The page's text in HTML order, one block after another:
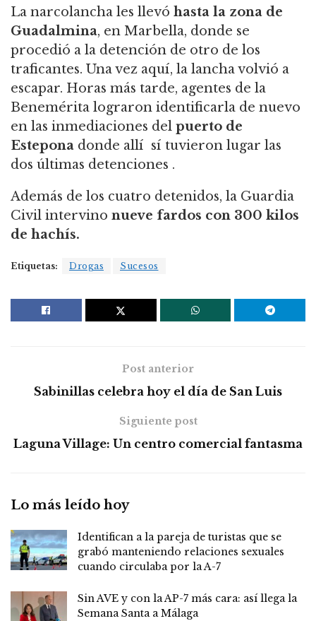
La narcolancha les llevó hasta la zona de
Guadalmina, en Marbella, donde se
procedió a la detención de otro de los
traficantes. Una vez aquí, la lancha volvió a
escapar. Horas más tarde, agentes de la
Benemérita lograron identificarla de nuevo
en las inmediaciones del puerto de
Estepona donde allí sí tuvieron lugar las
dos últimas detenciones .
Además de los cuatro detenidos, la Guardia
Civil intervino nueve fardos con 300 kilos
de hachís.
Etiquetas: Drogas Sucesos
Post anterior
Sabinillas celebra hoy el día de San Luis
Siguiente post
Laguna Village: Un centro comercial fantasma
Lo más leído hoy
Identifican a la pareja de turistas que se
grabó manteniendo relaciones sexuales
cuando circulaba por la A-7
Sin AVE y con la AP-7 más cara: así llega la
Semana Santa a Málaga